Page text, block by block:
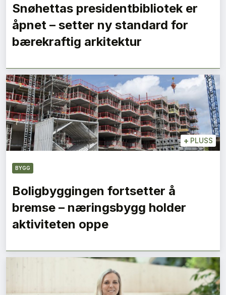
Snøhettas presidentbibliotek er
åpnet – setter ny standard for
bærekraftig arkitektur
+ PLUSS
BYGG
Boligbyggingen fortsetter å
bremse – næringsbygg holder
aktiviteten oppe